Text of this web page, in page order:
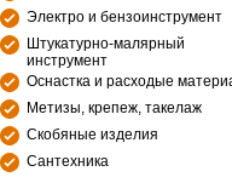
Электро и бензоинструмент
Штукатурно-малярный
инструмент
Оснастка и расходые
Метизы, крепеж, такелаж
Скобяные изделия
Сантехника